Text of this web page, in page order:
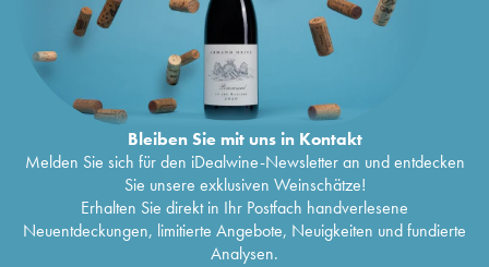
Bleiben Sie mit uns in Kontakt
Melden Sie sich für den iDealwine-Newsletter an und entdecken
Sie unsere exklusiven Weinschätze!
Erhalten Sie direkt in Ihr Postfach handverlesene
Neuentdeckungen, limitierte Angebote, Neuigkeiten und fundierte
Analysen.